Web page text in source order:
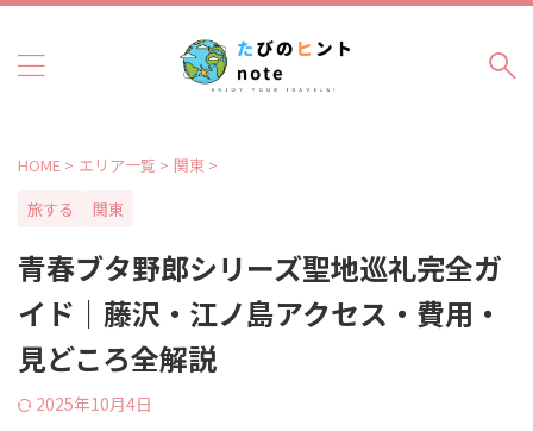
HOME > エリア一覧 > 関東 >
旅する
関東
青春ブタ野郎シリーズ聖地巡礼完全ガ
イド｜藤沢・江ノ島アクセス・費用・
見どころ全解説
2025年10月4日